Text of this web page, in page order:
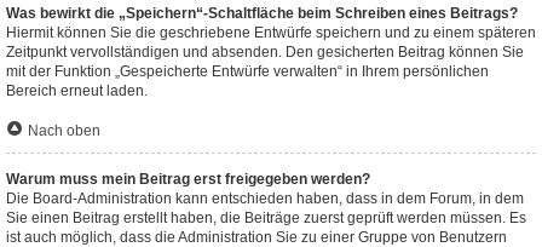
Was bewirkt die „Speichern“-Schaltfläche beim Schreiben eines Beitrags?
Hiermit können Sie die geschriebene Entwürfe speichern und zu einem späteren
Zeitpunkt vervollständigen und absenden. Den gesicherten Beitrag können Sie
mit der Funktion „Gespeicherte Entwürfe verwalten“ in Ihrem persönlichen
Bereich erneut laden.
Nach oben
Warum muss mein Beitrag erst freigegeben werden?
Die Board-Administration kann entschieden haben, dass in dem Forum, in dem
Sie einen Beitrag erstellt haben, die Beiträge zuerst geprüft werden müssen. Es
ist auch möglich, dass die Administration Sie zu einer Gruppe von Benutzern